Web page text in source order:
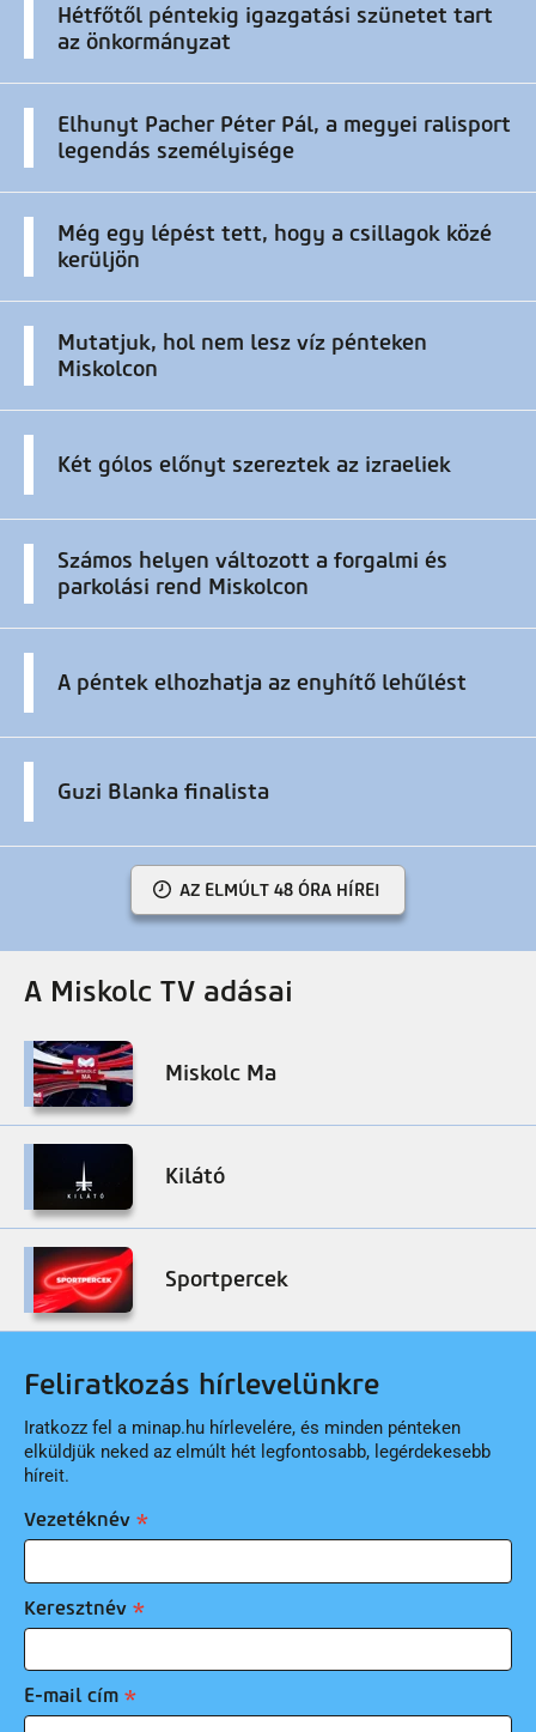
Hétfőtől péntekig igazgatási szünetet tart
az önkormányzat
Elhunyt Pacher Péter Pál, a megyei ralisport
legendás személyisége
Még egy lépést tett, hogy a csillagok közé
kerüljön
Mutatjuk, hol nem lesz víz pénteken
Miskolcon
Két gólos előnyt szereztek az izraeliek
Számos helyen változott a forgalmi és
parkolási rend Miskolcon
A péntek elhozhatja az enyhítő lehűlést
Guzi Blanka finalista
AZ ELMÚLT 48 ÓRA HÍREI
A Miskolc TV adásai
Miskolc Ma
Kilátó
Sportpercek
Feliratkozás hírlevelünkre
Iratkozz fel a minap.hu hírlevelére, és minden pénteken
elküldjük neked az elmúlt hét legfontosabb, legérdekesebb
híreit.
Vezetéknév
Keresztnév
E-mail cím